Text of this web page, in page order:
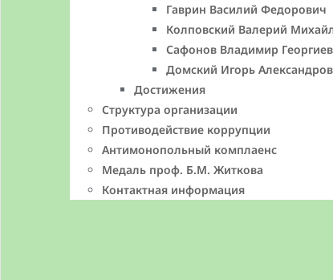
Гаврин Василий Федорович
Колповский Валерий
Сафонов Владимир
Домский Игорь
Достижения
Структура организации
Противодействие коррупции
Антимонопольный комплаенс
Медаль проф. Б.М. Житкова
Контактная информация